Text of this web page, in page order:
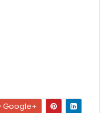
Google+